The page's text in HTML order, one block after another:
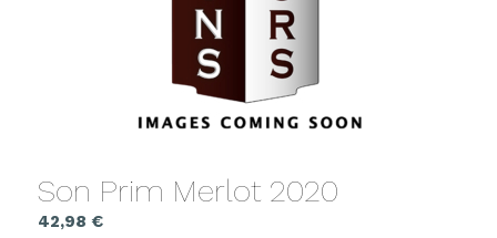
Son Prim Merlot 2020
42,98 €